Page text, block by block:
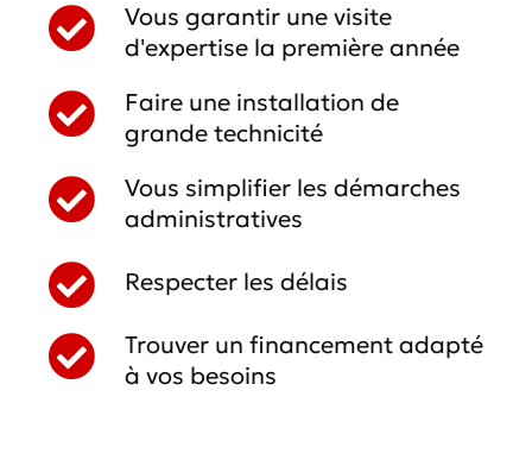
Vous garantir une visite
d'expertise la première année
Faire une installation de
grande technicité
Vous simplifier les démarches
administratives
Respecter les délais
Trouver un financement adapté
à vos besoins